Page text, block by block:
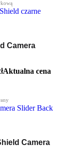
Camera
Aktualna cena
Camera